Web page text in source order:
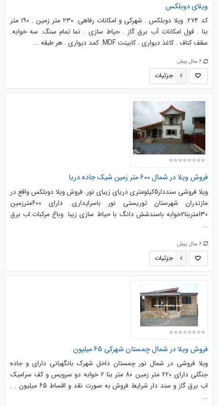
ویلای دوبلکس
کد ۲۷۴. ویلا دوبلکس . شهرکی و امکانات رفاهی. ۲۳۰ متر زمین . ۱۹۰ متر
بنا . فول امکانات آب برق گاز . حیاط سازی . نما تمام سنگ. سه خوابه.
سقف کناف . کاغذ دیواری . کابینت MDF. کمد دیواری . هر طبقه ...
6 سال پیش
جزئیات
فروش ویلا در شمال 600 متر زمین شیک جاده دریا
ویلا فروشی سنددار5کیلومتری دریای زیبای نور. فروش ويلا دوبلکس واقع در
مازندران شهرستان توریستی نور باسرایداری. دارای 600مترزمین
130متربنا2خوابه باسندشش دانگ با حیاط سازی زیبا. وباغ مرکبات.اب برق
...
6 سال پیش
جزئیات
فروش ویلا در شمال چمستان شهرکی 65 میلیون
ویلا فروشی در شمال نور چمستان داخل شهرک بانگهبانی دارای و جاده
جنگلی دارای 220 متر زمین 80 متر بنا 2 خوابه دو سرویس و کف سرامیک
اب برق گاز و سند دار شرایط فروش به صورت نقد و اقساط 65 میلیون . .
...